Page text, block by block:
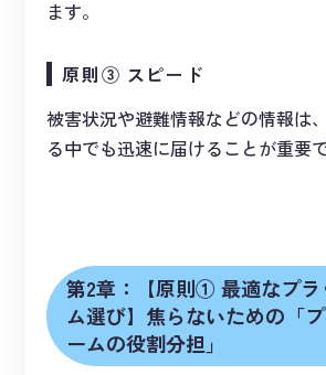
ます。
原則③ スピード
被害状況や避難情報などの情報は
る中でも迅速に届けることが重要で
第2章：【原則① 最適なプラ
ム選び】焦らないための「
ームの役割分担」